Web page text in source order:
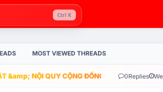
Ctrl K
MOST VIEWED THREADS
&amp; NỘI QUY CỘNG ĐỒNG VLIKE.VN: HỆ
0Replies